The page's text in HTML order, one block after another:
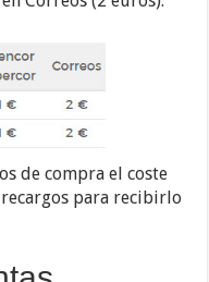
de compra el coste
para recibirlo